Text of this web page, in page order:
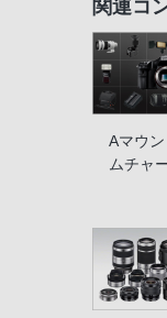
関連コ
Aマウ
ムチャ